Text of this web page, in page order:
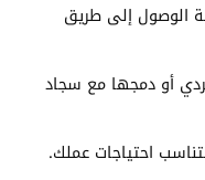
الوصول إلى طريق
فردي أو دمجها مع سجاد
احتياجات عملك.